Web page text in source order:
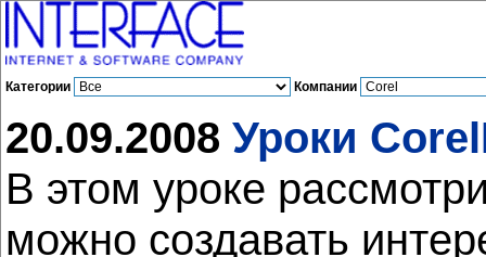
Категории Компании
20.09.2008 Уроки
В этом уроке
можно создавать